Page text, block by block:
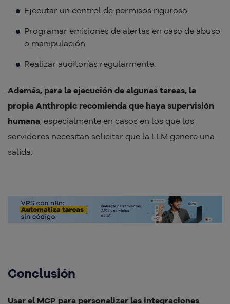
Ejecutar un control de permisos riguroso
Programar emisiones de alertas en caso de abuso
o manipulación
Realizar auditorías regularmente.
Además, para la ejecución de algunas tareas, la
propia Anthropic recomienda que haya supervisión
humana, especialmente en casos en los que los
servidores necesitan solicitar que la LLM genere una
salida.
Conclusión
Usar el MCP para personalizar las integraciones